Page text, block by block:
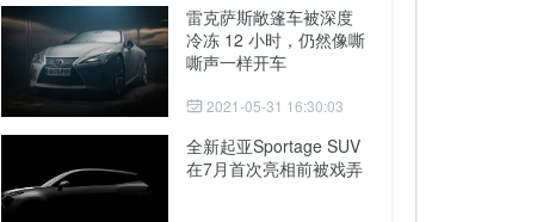
雷克萨斯敞篷车被深度
冷冻 12 小时，仍然像嘶
嘶声一样开车
2021-05-31 16:30:03
全新起亚Sportage SUV
在7月首次亮相前被戏弄